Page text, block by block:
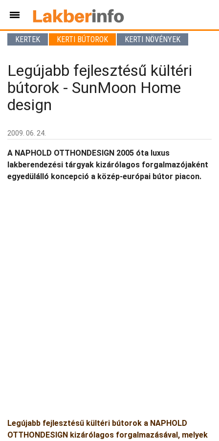
KERTEK KERTI BÚTOROK KERTI NÖVÉNYEK
Legújabb fejlesztésű kültéri
bútorok - SunMoon Home
design
2009. 06. 24.
A NAPHOLD OTTHONDESIGN 2005 óta luxus
lakberendezési tárgyak kizárólagos forgalmazójaként
egyedülálló koncepció a közép-európai bútor piacon.
Legújabb fejlesztésű kültéri bútorok a NAPHOLD
OTTHONDESIGN kizárólagos forgalmazásával, melyek